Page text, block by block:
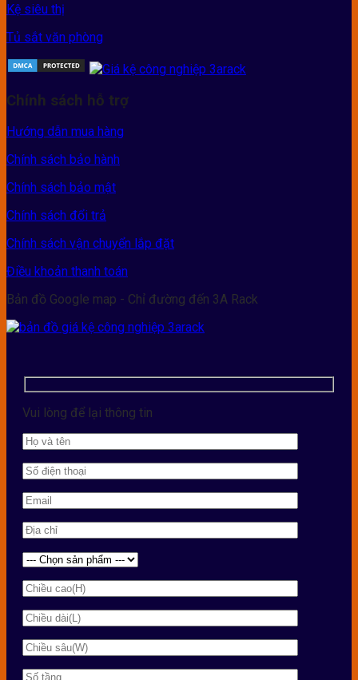
Kệ siêu thị
Tủ sắt văn phòng
Chính sách hỗ trợ
Hướng dẫn mua hàng
Chính sách bảo hành
Chính sách bảo mật
Chính sách đổi trả
Chính sách vận chuyển lắp đặt
Điều khoản thanh toán
Bản đồ Google map - Chỉ đường đến 3A Rack
Vui lòng để lại thông tin